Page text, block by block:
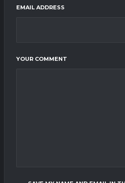
EMAIL ADDRESS
YOUR COMMENT